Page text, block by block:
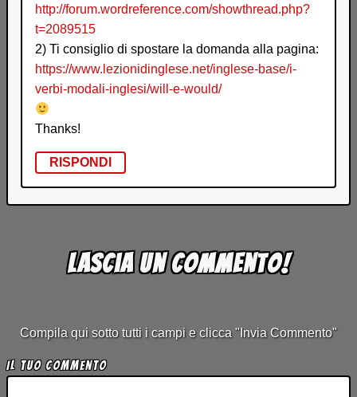
http://forum.wordreference.com/showthread.php?
t=2089515
2) Ti consiglio di spostare la domanda alla pagina:
https://www.lezionidinglese.net/inglese-base/i-
verbi-modali-inglesi/will-e-would/
Thanks!
RISPONDI
Lascia un commento!
Compila qui sotto tutti i campi e clicca "Invia Commento"
Il tuo Commento